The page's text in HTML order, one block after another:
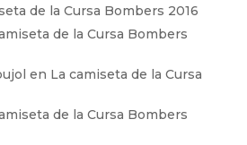
de la Cursa Bombers 2016
de la Cursa Bombers
en La camiseta de la Cursa
de la Cursa Bombers